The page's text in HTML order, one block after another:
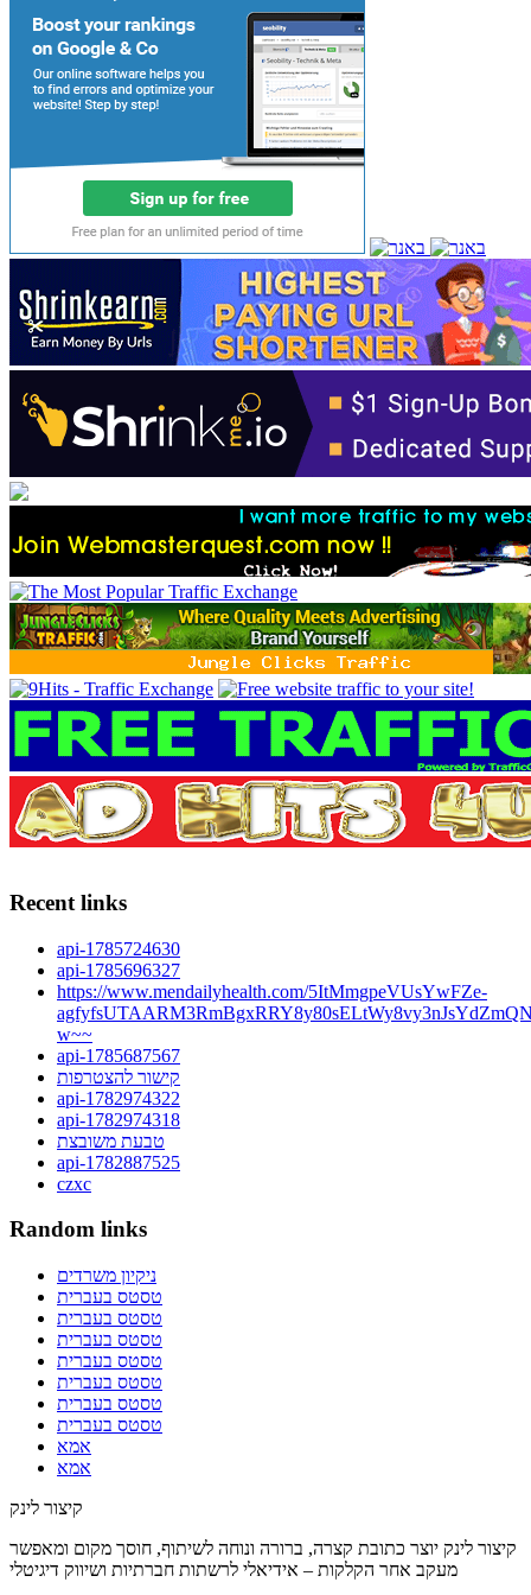
Recent links
api-1785724630
api-1785696327
https://www.mendailyhealth.com/5ItMmgpeVUsYwFZe-
w~~
api-1785687567
קישור להצטרפות
api-1782974322
api-1782974318
טבעת משובצת
api-1782887525
czxc
Random links
ניקיון משרדים
טסטס בעברית
טסטס בעברית
טסטס בעברית
טסטס בעברית
טסטס בעברית
טסטס בעברית
טסטס בעברית
אמא
אמא
קיצור לינק
קיצור לינק יוצר כתובת קצרה, ברורה ונוחה לשיתוף, חוסך מקום ומאפשר
מעקב אחר הקלקות – אידיאלי לרשתות חברתיות ושיווק דיגיטלי